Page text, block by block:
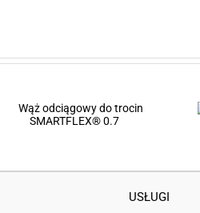
Wąż gumowy do rozładunku
USŁUGI